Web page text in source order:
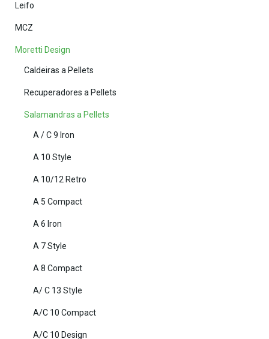
Leifo
MCZ
Moretti Design
Caldeiras a Pellets
Recuperadores a Pellets
Salamandras a Pellets
A / C 9 Iron
A 10 Style
A 10/12 Retro
A 5 Compact
A 6 Iron
A 7 Style
A 8 Compact
A/ C 13 Style
A/C 10 Compact
A/C 10 Design